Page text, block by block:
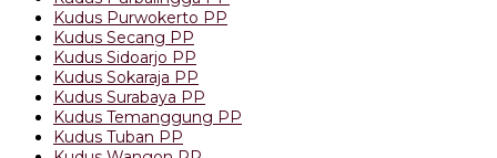
Kudus Purwokerto PP
Kudus Secang PP
Kudus Sidoarjo PP
Kudus Sokaraja PP
Kudus Surabaya PP
Kudus Temanggung PP
Kudus Tuban PP